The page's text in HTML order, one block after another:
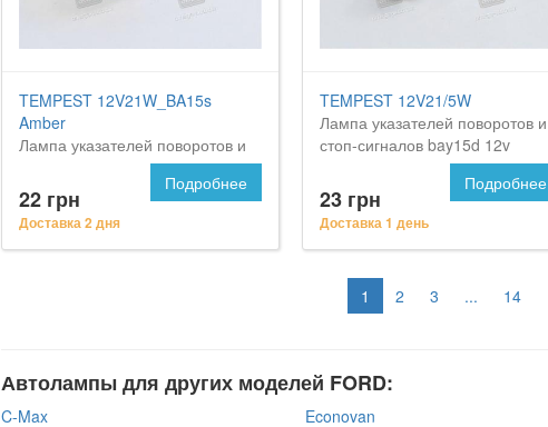
TEMPEST 12V21W_BA15s
Amber
Лампа указателей поворотов и
стоп-сигналов оранж. ba15s
amber 12v p21w <tempest> на
FORD Maverick
22 грн
Доставка 2 дня
Подробнее
TEMPEST 12V21/5W
Лампа указателей поворотов и
стоп-сигналов bay15d 12v
p21/5w <tempest> на Форд
Маверик
23 грн
Доставка 1 день
Подробнее
1 2 3 ... 14
Автолампы для других моделей FORD:
C-Max Econovan